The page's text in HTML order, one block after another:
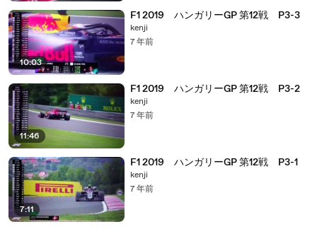
10:03
F1 2019 ハンガリーGP 第12戦 P3-3
kenji
7 年前
11:46
F1 2019 ハンガリーGP 第12戦 P3-2
kenji
7 年前
7:11
F1 2019 ハンガリーGP 第12戦 P3-1
kenji
7 年前